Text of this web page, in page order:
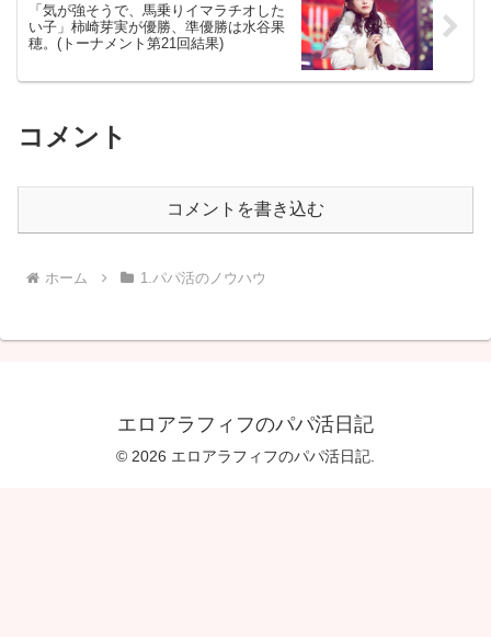
「気が強そうで、馬乗りイマラチオした
い子」柿崎芽実が優勝、準優勝は水谷果
穂。(トーナメント第21回結果)
コメント
コメントを書き込む
ホーム 1.パパ活のノウハウ
エロアラフィフのパパ活日記
© 2026 エロアラフィフのパパ活日記.